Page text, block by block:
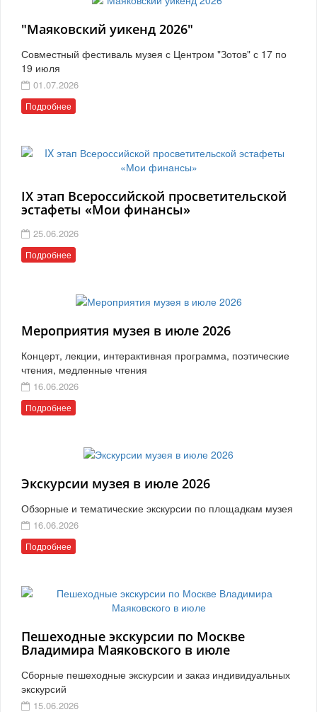
"Маяковский уикенд 2026"
Совместный фестиваль музея с Центром "Зотов" с 17 по
19 июля
01.07.2026
Подробнее
IX этап Всероссийской просветительской
эстафеты «Мои финансы»
25.06.2026
Подробнее
Мероприятия музея в июле 2026
Концерт, лекции, интерактивная программа, поэтические
чтения, медленные чтения
16.06.2026
Подробнее
Экскурсии музея в июле 2026
Обзорные и тематические экскурсии по площадкам музея
16.06.2026
Подробнее
Пешеходные экскурсии по Москве
Владимира Маяковского в июле
Сборные пешеходные экскурсии и заказ индивидуальных
экскурсий
15.06.2026